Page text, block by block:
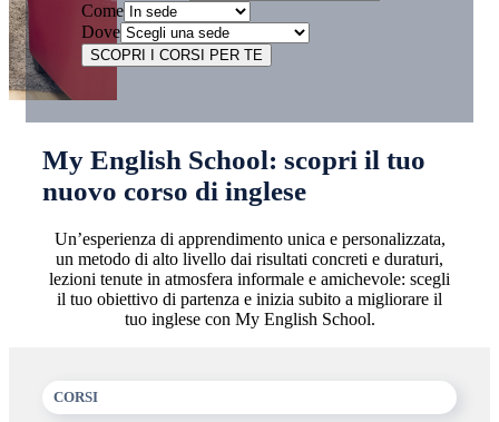
Come
Dove
SCOPRI I CORSI PER TE
My English School: scopri il tuo
nuovo corso di inglese
Un’esperienza di apprendimento unica e personalizzata,
un metodo di alto livello dai risultati concreti e duraturi,
lezioni tenute in atmosfera informale e amichevole: scegli
il tuo obiettivo di partenza e inizia subito a migliorare il
tuo inglese con My English School.
CORSI